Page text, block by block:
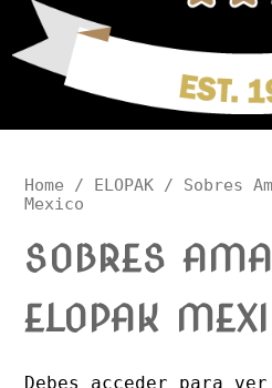
Home / ELOPAK/ Sobres
Mexico
SOBRES
ELOPAK
Debes acceder para